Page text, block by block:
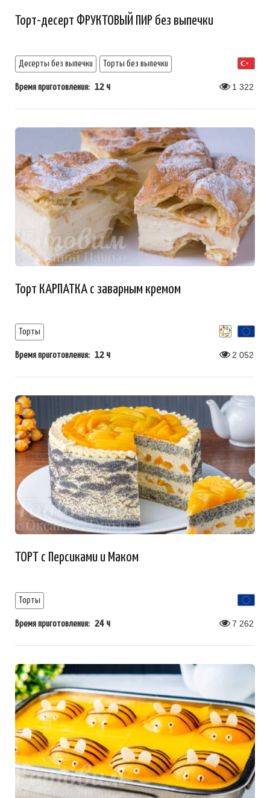
Торт-десерт ФРУКТОВЫЙ ПИР без выпечки
Десерты без выпечки Торты без выпечки
Время приготовления: 12 ч 1 322
Торт КАРПАТКА с заварным кремом
Торты
Время приготовления: 12 ч 2 052
ТОРТ с Персиками и Маком
Торты
Время приготовления: 24 ч 7 262